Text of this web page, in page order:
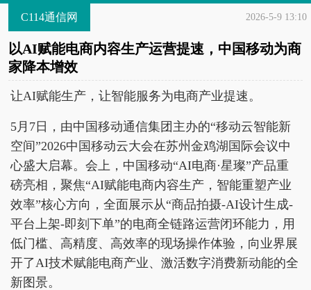
C114通信网 2026-5-9 13:10
以AI赋能电商内容生产运营提速，中国移动为商
家降本增效
让AI赋能生产，让智能服务为电商产业提速。
5月7日，由中国移动通信集团主办的“移动云智能新
空间”2026中国移动云大会在苏州金鸡湖国际会议中
心盛大启幕。会上，中国移动“AI电商·星璨”产品重
磅亮相，聚焦“AI赋能电商内容生产，智能重塑产业
效率”核心方向，全面展示从“商品拍摄-AI设计生成-
平台上架-即刻下单”的电商全链路运营闭环能力，用
低门槛、高精度、高效率的现场操作体验，向业界展
开了AI技术赋能电商产业、激活数字消费新动能的全
新图景。